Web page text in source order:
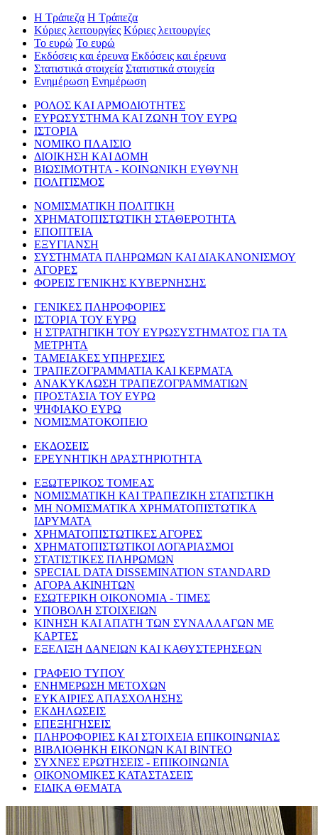
Η Τράπεζα Η Τράπεζα
Κύριες λειτουργίες Κύριες λειτουργίες
Το ευρώ Το ευρώ
Εκδόσεις και έρευνα Εκδόσεις και έρευνα
Στατιστικά στοιχεία Στατιστικά στοιχεία
Ενημέρωση Ενημέρωση
ΡΟΛΟΣ ΚΑΙ ΑΡΜΟΔΙΟΤΗΤΕΣ
ΕΥΡΩΣΥΣΤΗΜΑ ΚΑΙ ΖΩΝΗ ΤΟΥ ΕΥΡΩ
ΙΣΤΟΡΙΑ
ΝΟΜΙΚΟ ΠΛΑΙΣΙΟ
ΔΙΟΙΚΗΣΗ ΚΑΙ ΔΟΜΗ
ΒΙΩΣΙΜΟΤΗΤΑ - ΚΟΙΝΩΝΙΚΗ ΕΥΘΥΝΗ
ΠΟΛΙΤΙΣΜΟΣ
ΝΟΜΙΣΜΑΤΙΚΗ ΠΟΛΙΤΙΚΗ
ΧΡΗΜΑΤΟΠΙΣΤΩΤΙΚΗ ΣΤΑΘΕΡΟΤΗΤΑ
ΕΠΟΠΤΕΙΑ
ΕΞΥΓΙΑΝΣΗ
ΣΥΣΤΗΜΑΤΑ ΠΛΗΡΩΜΩΝ ΚΑΙ ΔΙΑΚΑΝΟΝΙΣΜΟΥ
ΑΓΟΡΕΣ
ΦΟΡΕΙΣ ΓΕΝΙΚΗΣ ΚΥΒΕΡΝΗΣΗΣ
ΓΕΝΙΚΕΣ ΠΛΗΡΟΦΟΡΙΕΣ
ΙΣΤΟΡΙΑ ΤΟΥ ΕΥΡΩ
Η ΣΤΡΑΤΗΓΙΚΗ ΤΟΥ ΕΥΡΩΣΥΣΤΗΜΑΤΟΣ ΓΙΑ ΤΑ
ΜΕΤΡΗΤΑ
ΤΑΜΕΙΑΚΕΣ ΥΠΗΡΕΣΙΕΣ
ΤΡΑΠΕΖΟΓΡΑΜΜΑΤΙΑ ΚΑΙ ΚΕΡΜΑΤΑ
ΑΝΑΚΥΚΛΩΣΗ ΤΡΑΠΕΖΟΓΡΑΜΜΑΤΙΩΝ
ΠΡΟΣΤΑΣΙΑ ΤΟΥ ΕΥΡΩ
ΨΗΦΙΑΚΟ ΕΥΡΩ
ΝΟΜΙΣΜΑΤΟΚΟΠΕΙΟ
ΕΚΔΟΣΕΙΣ
ΕΡΕΥΝΗΤΙΚΗ ΔΡΑΣΤΗΡΙΟΤΗΤΑ
ΕΞΩΤΕΡΙΚΟΣ ΤΟΜΕΑΣ
ΝΟΜΙΣΜΑΤΙΚΗ ΚΑΙ ΤΡΑΠΕΖΙΚΗ ΣΤΑΤΙΣΤΙΚΗ
ΜΗ ΝΟΜΙΣΜΑΤΙΚΑ ΧΡΗΜΑΤΟΠΙΣΤΩΤΙΚΑ
ΙΔΡΥΜΑΤΑ
ΧΡΗΜΑΤΟΠΙΣΤΩΤΙΚΕΣ ΑΓΟΡΕΣ
ΧΡΗΜΑΤΟΠΙΣΤΩΤΙΚΟΙ ΛΟΓΑΡΙΑΣΜΟΙ
ΣΤΑΤΙΣΤΙΚΕΣ ΠΛΗΡΩΜΩΝ
SPECIAL DATA DISSEMINATION STANDARD
ΑΓΟΡΑ ΑΚΙΝΗΤΩΝ
ΕΣΩΤΕΡΙΚΗ ΟΙΚΟΝΟΜΙΑ - ΤΙΜΕΣ
ΥΠΟΒΟΛΗ ΣΤΟΙΧΕΙΩΝ
ΚΙΝΗΣΗ ΚΑΙ ΑΠΑΤΗ ΤΩΝ ΣΥΝΑΛΛΑΓΩΝ ΜΕ
ΚΑΡΤΕΣ
ΕΞΕΛΙΞΗ ΔΑΝΕΙΩΝ ΚΑΙ ΚΑΘΥΣΤΕΡΗΣΕΩΝ
ΓΡΑΦΕΙΟ ΤΥΠΟΥ
ΕΝΗΜΕΡΩΣΗ ΜΕΤΟΧΩΝ
ΕΥΚΑΙΡΙΕΣ ΑΠΑΣΧΟΛΗΣΗΣ
ΕΚΔΗΛΩΣΕΙΣ
ΕΠΕΞΗΓΗΣΕΙΣ
ΠΛΗΡΟΦΟΡΙΕΣ ΚΑΙ ΣΤΟΙΧΕΙΑ ΕΠΙΚΟΙΝΩΝΙΑΣ
ΒΙΒΛΙΟΘΗΚΗ ΕΙΚΟΝΩΝ ΚΑΙ ΒΙΝΤΕΟ
ΣΥΧΝΕΣ ΕΡΩΤΗΣΕΙΣ - ΕΠΙΚΟΙΝΩΝΙΑ
ΟΙΚΟΝΟΜΙΚΕΣ ΚΑΤΑΣΤΑΣΕΙΣ
ΕΙΔΙΚΑ ΘΕΜΑΤΑ